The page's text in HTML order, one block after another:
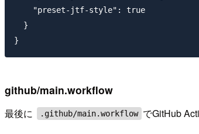
    "preset-jtf-style": true
  }
github/main.workflow
最後に .github/main.workflow でGitHub